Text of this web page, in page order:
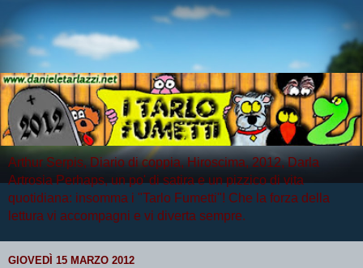
Arthur Serpis, Diario di coppia, Hiroscima, 2012, Darla
Artrosia Perhaps, un po' di satira e un pizzico di vita
quotidiana: insomma i "Tarlo Fumetti"! Che la forza della
lettura vi accompagni e vi diverta sempre.
GIOVEDÌ 15 MARZO 2012